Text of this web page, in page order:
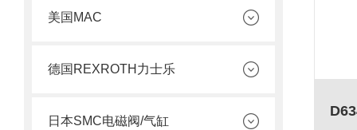
美国MAC
德国REXROTH力士乐
日本SMC电磁阀/气缸